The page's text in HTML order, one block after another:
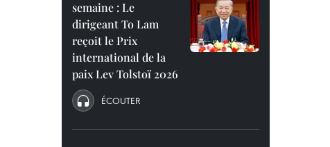
semaine : Le
dirigeant To Lam
reçoit le Prix
international de la
paix Lev Tolstoï 2026
ÉCOUTER